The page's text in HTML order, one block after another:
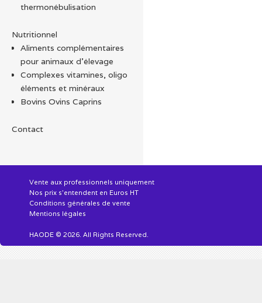
thermonébulisation
Nutritionnel
Aliments complémentaires
pour animaux d'élevage
Complexes vitamines, oligo
éléments et minéraux
Bovins Ovins Caprins
Contact
Vente aux professionnels uniquement
Nos prix s'entendent en Euros HT
Conditions générales de vente
Mentions légales
HAODE © 2026. All Rights Reserved.